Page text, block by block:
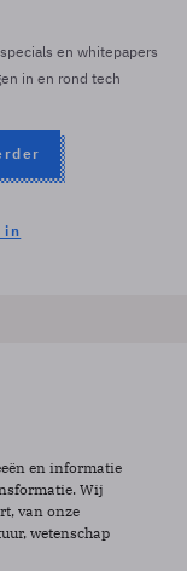
en whitepapers
in en rond tech
in
en informatie
Wij
van onze
wetenschap